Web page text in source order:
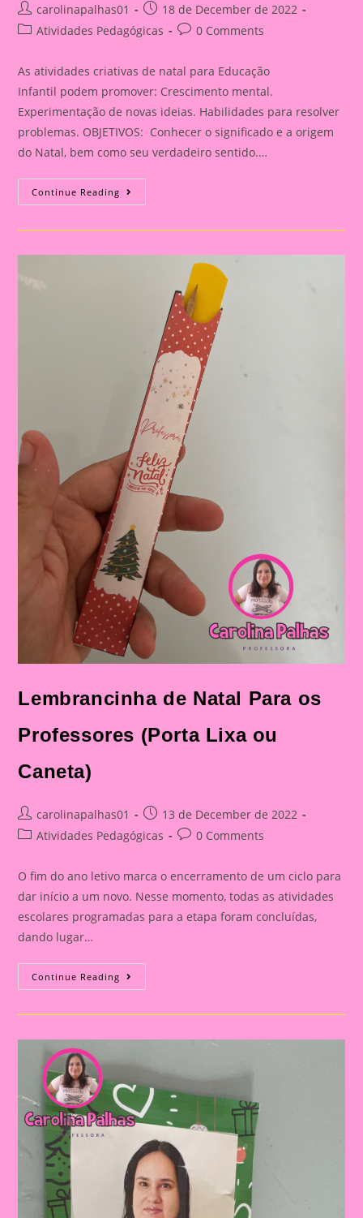
Post
author:
carolinapalhas01
Post
published:
18 de December de 2022
PostAtividades Pedagógicas
Post0 Comments
As atividades criativas de natal para Educação
Infantil podem promover: Crescimento mental.
Experimentação de novas ideias. Habilidades para resolver
problemas. OBJETIVOS: Conhecer o significado e a origem
do Natal, bem como seu verdadeiro sentido.…
Continue Reading Lembrancinha
De
Retrato
Lembrancinha de Natal Para os
Professores (Porta Lixa ou
Caneta)
Post
author:
carolinapalhas01
Post
published:
13 de December de 2022
PostAtividades Pedagógicas
Post0 Comments
O fim do ano letivo marca o encerramento de um ciclo para
dar início a um novo. Nesse momento, todas as atividades
escolares programadas para a etapa foram concluídas,
dando lugar…
Continue Reading Lembrancinha
De
Para
Ou
Caneta)